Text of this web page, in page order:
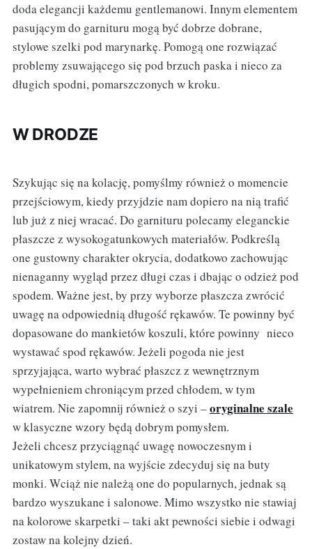
doda elegancji każdemu gentlemanowi. Innym elementem
pasującym do garnituru mogą być dobrze dobrane,
stylowe szelki pod marynarkę. Pomogą one rozwiązać
problemy zsuwającego się pod brzuch paska i nieco za
długich spodni, pomarszczonych w kroku.
W DRODZE
Szykując się na kolację, pomyślmy również o momencie
przejściowym, kiedy przyjdzie nam dopiero na nią trafić
lub już z niej wracać. Do garnituru polecamy eleganckie
płaszcze z wysokogatunkowych materiałów. Podkreślą
one gustowny charakter okrycia, dodatkowo zachowując
nienaganny wygląd przez długi czas i dbając o odzież pod
spodem. Ważne jest, by przy wyborze płaszcza zwrócić
uwagę na odpowiednią długość rękawów. Te powinny być
dopasowane do mankietów koszuli, które powinny nieco
wystawać spod rękawów. Jeżeli pogoda nie jest
sprzyjająca, warto wybrać płaszcz z wewnętrznym
wypełnieniem chroniącym przed chłodem, w tym
wiatrem. Nie zapomnij również o szyi –oryginalne szale
w klasyczne wzory będą dobrym pomysłem.
Jeżeli chcesz przyciągnąć uwagę nowoczesnym i
unikatowym stylem, na wyjście zdecyduj się na buty
monki. Wciąż nie należą one do popularnych, jednak są
bardzo wyszukane i salonowe. Mimo wszystko nie stawiaj
na kolorowe skarpetki – taki akt pewności siebie i odwagi
zostaw na kolejny dzień.